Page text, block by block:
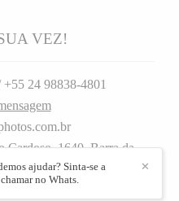
VEZ!
24 98838-4801
1640. Barra da
Filial: Rua José Carlos
- Barra da Tijuca
✕
ajudar? Sinta-se a
no Whats.